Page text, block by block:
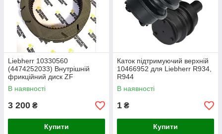
Liebherr 10330560
(4474252033) Внутрішній
фрикційний диск ZF
В наявності
3 200 ₴
Купити
Каток підтримуючий верхній
10466952 для Liebherr R934,
R944
В наявності
1 ₴
Купити